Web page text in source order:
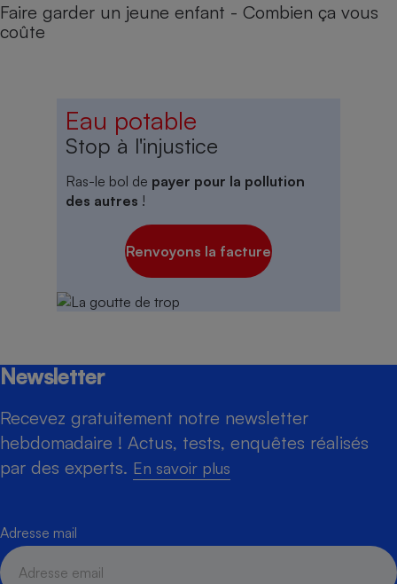
Faire garder un jeune enfant - Combien ça vous
coûte
Eau potable
Stop à l'injustice
Ras-le bol de payer pour la pollution
des autres !
Renvoyons la facture
Newsletter
Recevez gratuitement notre newsletter
hebdomadaire ! Actus, tests, enquêtes réalisés
par des experts. En savoir plus
Adresse mail